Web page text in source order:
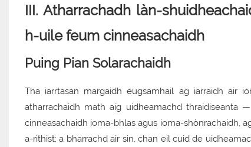
III. Atharrachadh làn-
h-uile feum cinneasachaidh
Puing Pian Solarachaidh
Tha iarrtasan margaidh eugsamhail ag iarraidh air
atharrachaidh math aig uidheamachd thraidiseanta
cinneasachaidh ioma-bhlas agus ioma-shònrachaidh,
a-rithist; a bharrachd air sin, chan eil cuid de